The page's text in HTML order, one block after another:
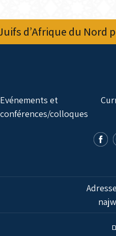
d’Afrique du Nord
Evénements et
conférences/colloques